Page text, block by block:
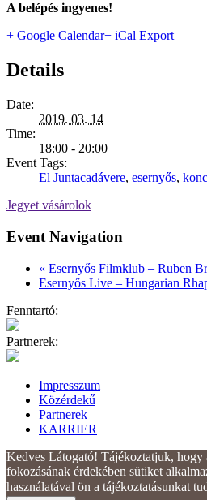
A belépés ingyenes!
+ Google Calendar+ iCal Export
Details
Date:
2019. 03. 14
Time:
18:00 - 20:00
Event Tags:
El Juntacadávere, esernyős,
Jegyet vásárolok
Event Navigation
« Esernyős Filmklub – Ruben
Esernyős Live – Hungarian
Fenntartó:
Partnerek:
Impresszum
Közérdekű
Partnerek
KARRIER
Kedves Látogató! Tájékoztatjuk, hogy
fokozásának érdekében sütiket
használatával ön a tájékoztatásunkat